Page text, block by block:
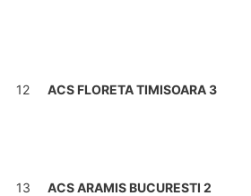
12 ACS FLORETA TIMISOARA 3
13 ACS ARAMIS BUCURESTI 2